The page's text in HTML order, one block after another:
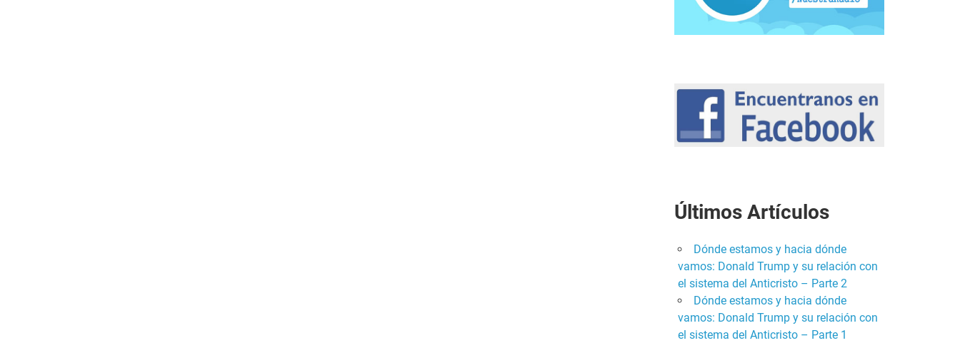
Últimos Artículos
Dónde estamos y hacia dónde
vamos: Donald Trump y su relación con
el sistema del Anticristo – Parte 2
Dónde estamos y hacia dónde
vamos: Donald Trump y su relación con
el sistema del Anticristo – Parte 1